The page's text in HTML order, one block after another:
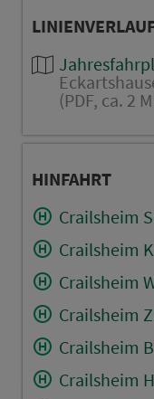
(PDF, ca. 2
HINFAHRT
Crailsheim
Crailsheim
Crailsheim
Crailsheim
Crailsheim
Crailsheim